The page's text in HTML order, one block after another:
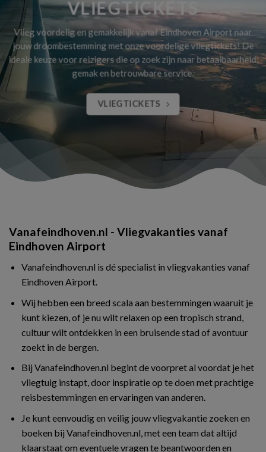
VLIEGTICKETS
Vlieg voordelig en gemakkelijk vanaf Eindhoven Airport naar
jouw droombestemming met onze voordelige vliegtickets! De
ideale keuze voor reizigers die op zoek zijn naar betaalbaarheid,
gemak en betrouwbare service.
VLIEGTICKETS
Vanafeindhoven.nl - Vliegvakanties vanaf
Eindhoven Airport
Vanafeindhoven.nl is dé specialist in vliegvakanties vanaf
Eindhoven Airport.
Wij hebben een breed scala aan bestemmingen waaruit je
kunt kiezen, of je nu wilt relaxen op een tropisch strand,
cultuur wilt ontdekken in een bruisende stad of avontuur
zoekt in de bergen.
Bij Vanafeindhoven.nl begint de voorpret al voordat je het
vliegtuig instapt, door inspiratie op te doen met prachtige
reisbestemmingen en ervaringen van anderen.
Je kunt eenvoudig en veilig jouw vliegvakantie zoeken en
boeken bij Vanafeindhoven.nl, met een team dat altijd
klaarstaat om eventuele vragen te beantwoorden en